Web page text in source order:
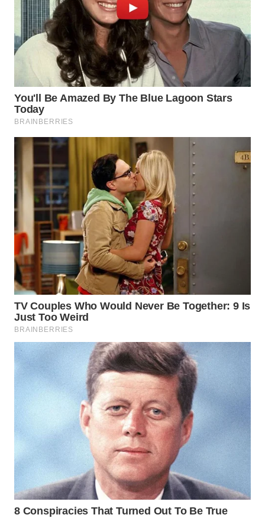
WN
BORNEO
Wahana
WAHANA
NEWS
WAHANA
WAHANA
ADVOKAT
WAHANA
INFRASTRUKTUR
WAHANA
KONSUMEN
WAHANA
LISTRIK
TRAVEL
ID
WAHANANEWS
CO ID